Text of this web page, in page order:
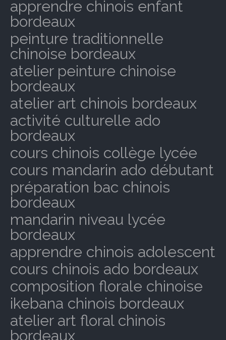
apprendre chinois enfant
bordeaux
peinture traditionnelle
chinoise bordeaux
atelier peinture chinoise
bordeaux
atelier art chinois bordeaux
activité culturelle ado
bordeaux
cours chinois collège lycée
cours mandarin ado débutant
préparation bac chinois
bordeaux
mandarin niveau lycée
bordeaux
apprendre chinois adolescent
cours chinois ado bordeaux
composition florale chinoise
ikebana chinois bordeaux
atelier art floral chinois
bordeaux